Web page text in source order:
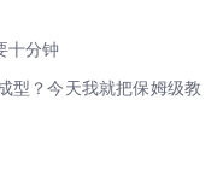
十分钟
型？今天我就把保姆级教